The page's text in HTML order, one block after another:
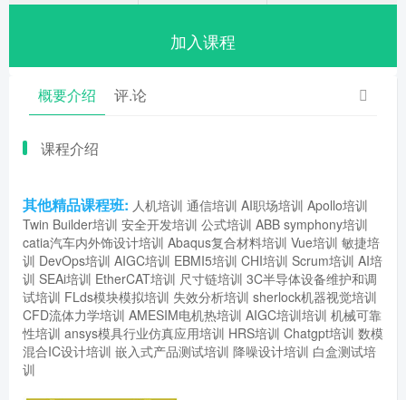
加入课程
概要介绍 评.论
课程介绍
其他精品课程班: 人机培训 通信培训 AI职场培训 Apollo培训
Twin Builder培训 安全开发培训 公式培训 ABB symphony培训
catia汽车内外饰设计培训 Abaqus复合材料培训 Vue培训 敏捷培
训 DevOps培训 AIGC培训 EBMI5培训 CHI培训 Scrum培训 AI培
训 SEAi培训 EtherCAT培训 尺寸链培训 3C半导体设备维护和调
试培训 FLds模块模拟培训 失效分析培训 sherlock机器视觉培训
CFD流体力学培训 AMESIM电机热培训 AIGC培训培训 机械可靠
性培训 ansys模具行业仿真应用培训 HRS培训 Chatgpt培训 数模
混合IC设计培训 嵌入式产品测试培训 降噪设计培训 白盒测试培
训